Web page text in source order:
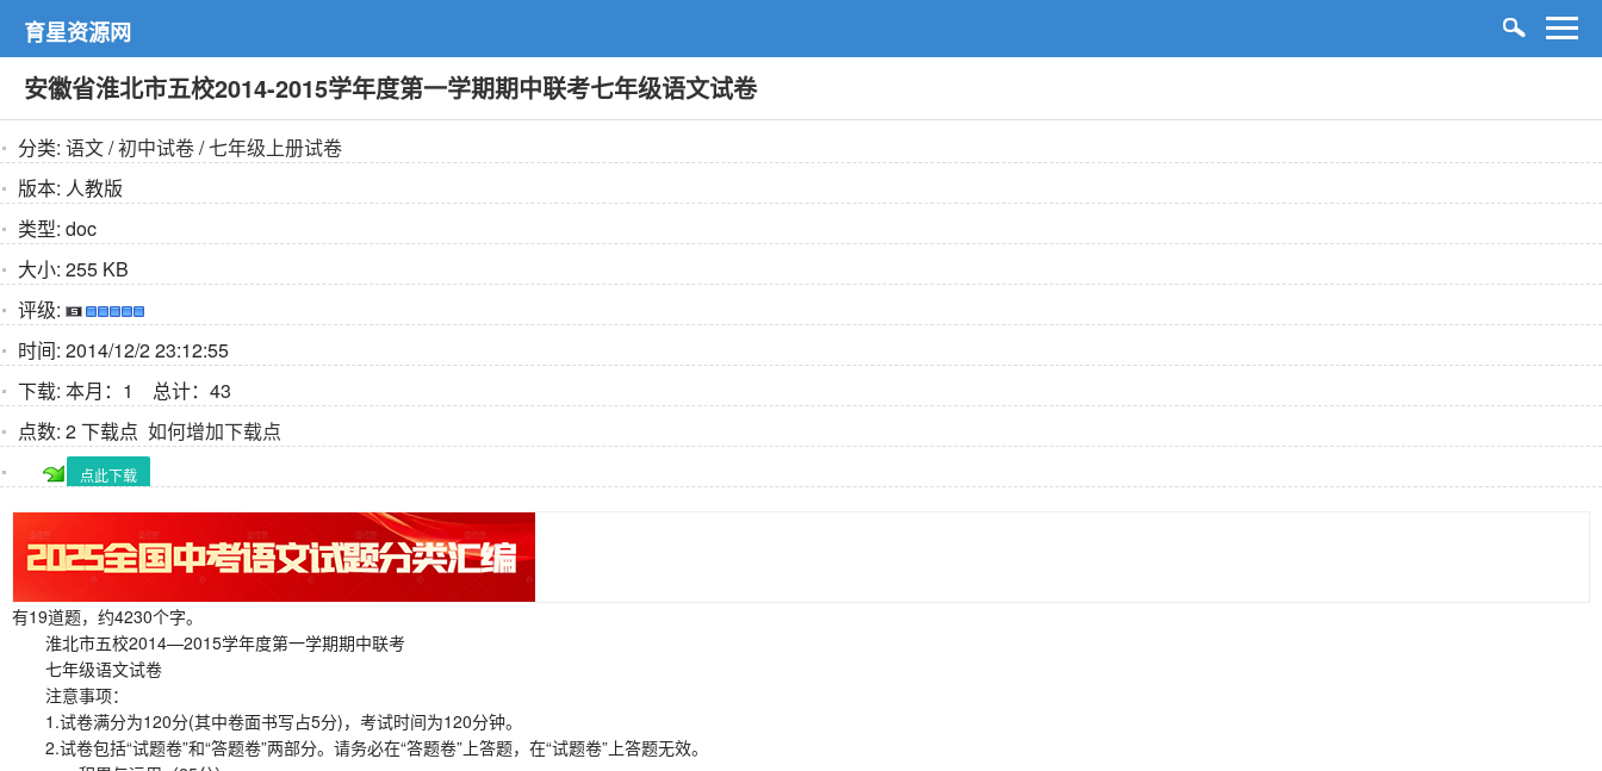
育星资源网
安徽省淮北市五校2014-2015学年度第一学期期中联考七年级语文试卷
分类: 语文/初中试卷/七年级上册试卷
版本: 人教版
类型: doc
大小: 255 KB
评级:
时间: 2014/12/2 23:12:55
下载: 本月：1 总计：43
点数: 2 下载点 如何增加下载点
点此下载
有19道题，约4230个字。
淮北市五校2014—2015学年度第一学期期中联考
七年级语文试卷
注意事项：
1.试卷满分为120分(其中卷面书写占5分)，考试时间为120分钟。
2.试卷包括“试题卷”和“答题卷”两部分。请务必在“答题卷”上答题，在“试题卷”上答题无效。